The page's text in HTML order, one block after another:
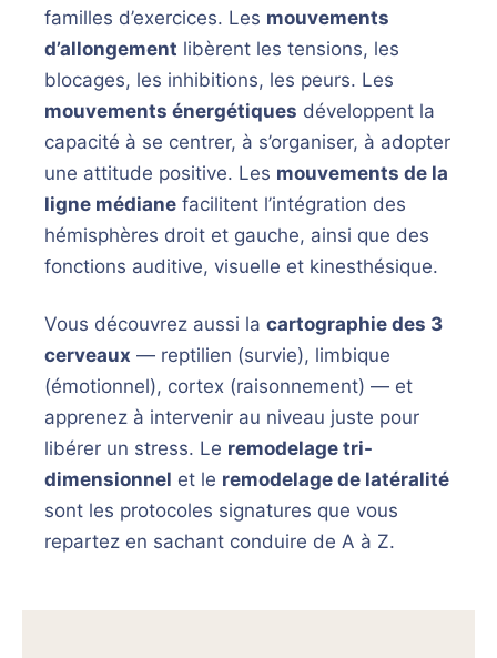
familles d’exercices. Les mouvements
d’allongement libèrent les tensions, les
blocages, les inhibitions, les peurs. Les
mouvements énergétiques développent la
capacité à se centrer, à s’organiser, à adopter
une attitude positive. Les mouvements de la
ligne médiane facilitent l’intégration des
hémisphères droit et gauche, ainsi que des
fonctions auditive, visuelle et kinesthésique.
Vous découvrez aussi la cartographie des 3
cerveaux — reptilien (survie), limbique
(émotionnel), cortex (raisonnement) — et
apprenez à intervenir au niveau juste pour
libérer un stress. Le remodelage tri-
dimensionnel et le remodelage de latéralité
sont les protocoles signatures que vous
repartez en sachant conduire de A à Z.